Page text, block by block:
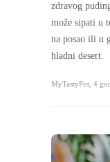
zdravog
može sipati u
na posao ili u
hladni desert.
MyTastyPot, 4